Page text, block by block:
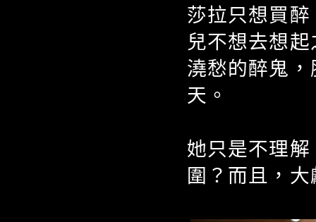
莎拉只想買
兒不想去想
澆愁的醉鬼
天。
她只是不理
圍？而且，